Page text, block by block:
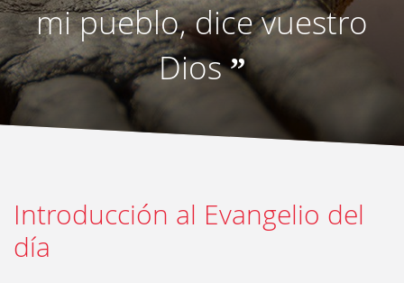
mi pueblo, dice vuestro
Dios”
Introducción al Evangelio del
día